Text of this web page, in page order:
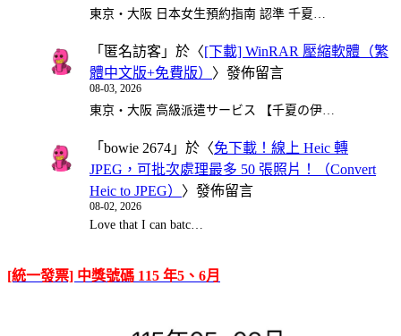
東京・大阪 日本女生預約指南 認準 千夏…
「 匿名訪客 」於〈[下載] WinRAR 壓縮軟體（繁
體中文版+免費版） 〉發佈留言
08-03, 2026
東京・大阪 高級派遣サービス 【千夏の伊…
「 bowie 2674 」於〈免下載！線上 Heic 轉
JPEG，可批次處理最多 50 張照片！（Convert
Heic to JPEG） 〉發佈留言
08-02, 2026
Love that I can batc…
[統一發票] 中獎號碼 115 年5、6月